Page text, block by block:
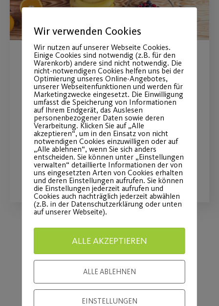
Info-Abend: „Gesunde
Ernährung und Training
leichtgemacht“
Am Dienstag, den 21.11.2023 für alle
Altersgruppen in der Fitlounge
WEITERLESEN
Load More
Wir verwenden Cookies
Wir nutzen auf unserer Webseite Cookies.
Einige Cookies sind notwendig (z.B. für den
Warenkorb) andere sind nicht notwendig. Die
nicht-notwendigen Cookies helfen uns bei der
Optimierung unseres Online-Angebotes,
unserer Webseitenfunktionen und werden für
Marketingzwecke eingesetzt. Die Einwilligung
umfasst die Speicherung von Informationen
auf Ihrem Endgerät, das Auslesen
personenbezogener Daten sowie deren
Verarbeitung. Klicken Sie auf „Alle
akzeptieren“, um in den Einsatz von nicht
notwendigen Cookies einzuwilligen oder auf
„Alle ablehnen“, wenn Sie sich anders
entscheiden. Sie können unter „Einstellungen
verwalten“ detaillierte Informationen der von
uns eingesetzten Arten von Cookies erhalten
und deren Einstellungen aufrufen. Sie können
die Einstellungen jederzeit aufrufen und
Cookies auch nachträglich jederzeit abwählen
(z.B. in der Datenschutzerklärung oder unten
auf unserer Webseite).
ALLE AKZEPTIEREN
ALLE ABLEHNEN
EINSTELLUNGEN